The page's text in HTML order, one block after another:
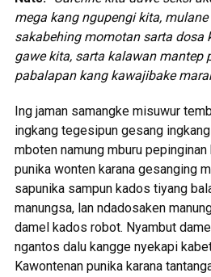
mega kang ngupengi kita,
sakabehing momotan sarta dosa
gawe kita, sarta kalawan mantep
pabalapan kang kawajibake
Ing jaman samangke misuwur
ingkang tegesipun gesang
mboten namung mburu pepinginan
punika wonten karana gesanging
sapunika sampun kados tiyang
manungsa, lan ndadosaken
damel kados robot. Nyambut
ngantos dalu kangge nyekapi
Kawontenan punika karana